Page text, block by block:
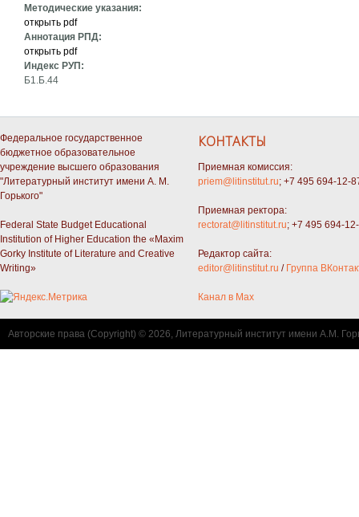
Методические указания:
открыть pdf
Аннотация РПД:
открыть pdf
Индекс РУП:
Б1.Б.44
Федеральное государственное
бюджетное образовательное
учреждение высшего образования
"Литературный институт имени А. М.
Горького"
Federal State Budget Educational
Institution of Higher Education the «Maxim
Gorky Institute of Literature and Creative
Writing»
КОНТАКТЫ
Приемная комиссия:
priem@litinstitut.ru; +7 495 694-12-
Приемная ректора:
rectorat@litinstitut.ru; +7 495 694-
Редактор сайта:
editor@litinstitut.ru / Группа
Канал в Max
Авторские права (Copyright) © 2026, Литературный институт имени А.М.